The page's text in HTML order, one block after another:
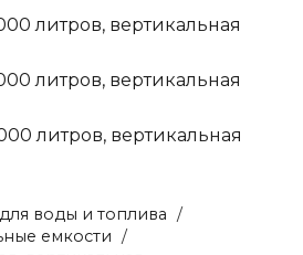
воды и топлива /
емкости /